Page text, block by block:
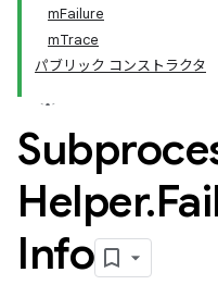
mFailure
mTrace
パブリック コンストラクタ
Helper.
Info